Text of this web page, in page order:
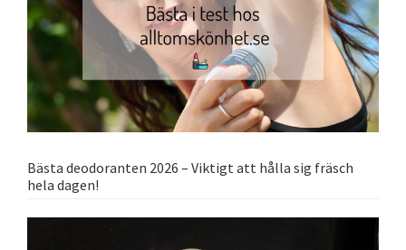
Bästa deodoranten 2026 – Viktigt att hålla sig fräsch
hela dagen!